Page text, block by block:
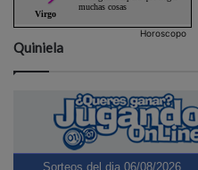
Horoscopo
Quiniela